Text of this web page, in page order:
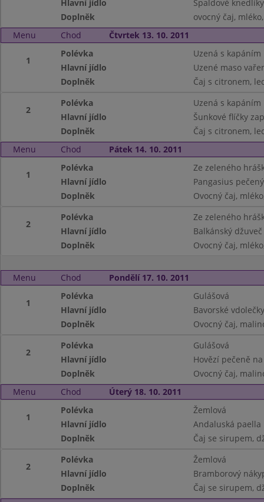
Hlavní jídlo
Špaldové
Doplněk
ovocný čaj,
Menu
Chod Čtvrtek 13. 10. 2011
1
Polévka
Uzená s kapáním
Hlavní jídlo
Uzené maso
Doplněk
Čaj s citronem,
2
Polévka
Uzená s kapáním
Hlavní jídlo
Šunkové flíčky
Doplněk
Čaj s citronem,
Menu
Chod Pátek 14. 10. 2011
1
Polévka
Ze zeleného
Hlavní jídlo
Pangasius
Doplněk
Ovocný čaj,
2
Polévka
Ze zeleného
Hlavní jídlo
Balkánský džuveč
Doplněk
Ovocný čaj,
Menu Chod Pondělí 17. 10. 2011
1
Polévka
Gulášová
Hlavní jídlo
Bavorské
Doplněk
Ovocný čaj,
2
Polévka
Gulášová
Hlavní jídlo
Hovězí pečeně
Doplněk
Ovocný čaj,
Menu
Chod Úterý 18. 10. 2011
1
Polévka
Žemlová
Hlavní jídlo
Andaluská paella
Doplněk
Čaj se sirupem,
2
Polévka
Žemlová
Hlavní jídlo
Bramborový
Doplněk
Čaj se sirupem,